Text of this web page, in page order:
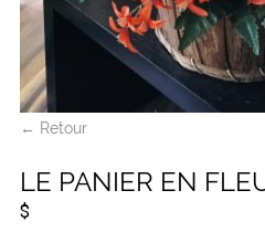
← Retour
LE PANIER EN
$